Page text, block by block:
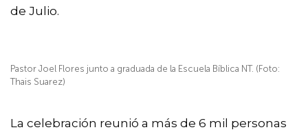
de Julio.
Pastor Joel Flores junto a graduada de la Escuela Bíblica NT. (Foto:
Thais Suarez)
La celebración reunió a más de 6 mil personas